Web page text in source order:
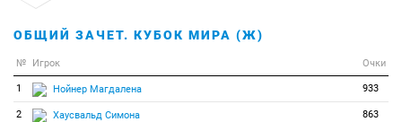
ОБЩИЙ ЗАЧЕТ. КУБОК МИРА (Ж)
№ Игрок Очки
1 Нойнер Магдалена 933
2 Хаусвальд Симона 863